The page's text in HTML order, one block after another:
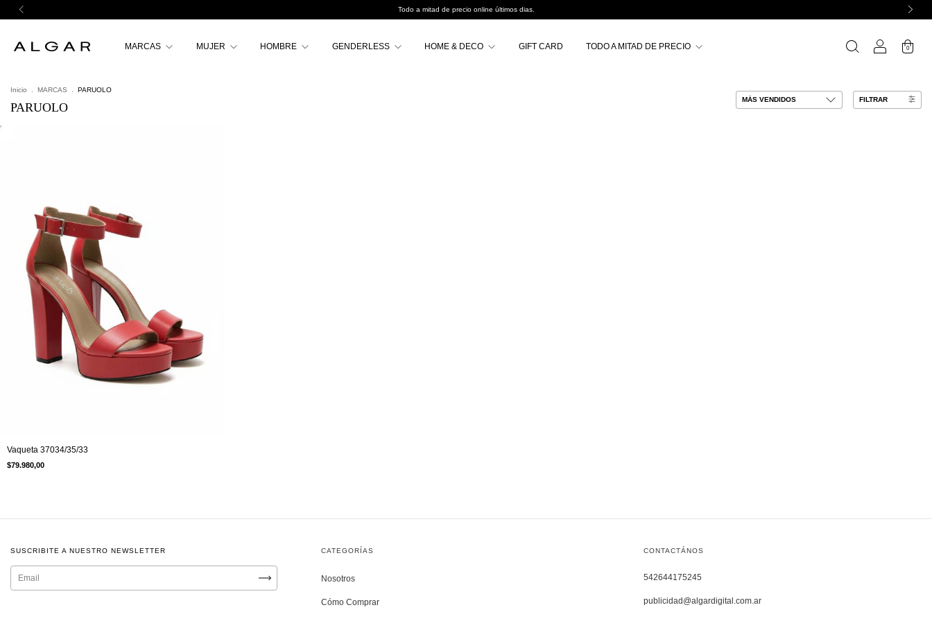
Todo a mitad de precio online últimos dias.
MARCAS MUJER HOMBRE GENDERLESS HOME & DECO GIFT CARD TODO A MITAD DE PRECIO 0
Inicio MARCAS PARUOLO
PARUOLO
FILTRAR
Vaqueta 37034/35/33
$79.980,00
SUSCRIBITE A NUESTRO NEWSLETTER CATEGORÍAS
Nosotros
Cómo Comprar
CONTACTÁNOS
542644175245
publicidad@algardigital.com.ar